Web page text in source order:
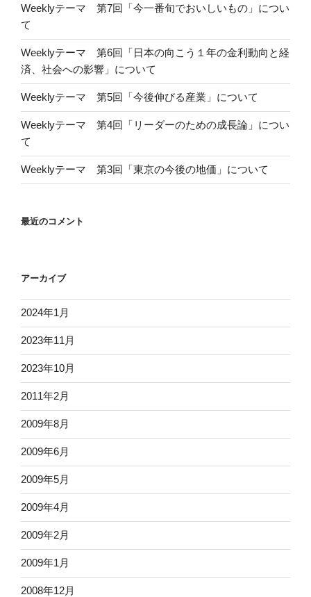
Weeklyテーマ 第7回「今一番旬でおいしいもの」につい
て
Weeklyテーマ 第6回「日本の向こう１年の金利動向と経
済、社会への影響」について
Weeklyテーマ 第5回「今後伸びる産業」について
Weeklyテーマ 第4回「リーダーのための成長論」につい
て
Weeklyテーマ 第3回「東京の今後の地価」について
最近のコメント
アーカイブ
2024年1月
2023年11月
2023年10月
2011年2月
2009年8月
2009年6月
2009年5月
2009年4月
2009年2月
2009年1月
2008年12月